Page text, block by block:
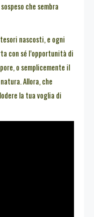
che sembra
nascosti, e ogni
con sé l’opportunità di
o semplicemente il
Allora, che
la tua voglia di